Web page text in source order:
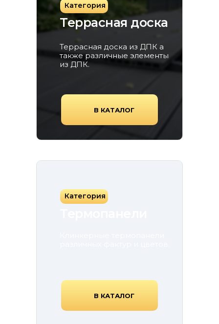
Категория
Террасная доска
Террасная доска из ДПК а
также различные элементы
из ДПК.
В КАТАЛОГ
В КАТАЛОГ
Категория